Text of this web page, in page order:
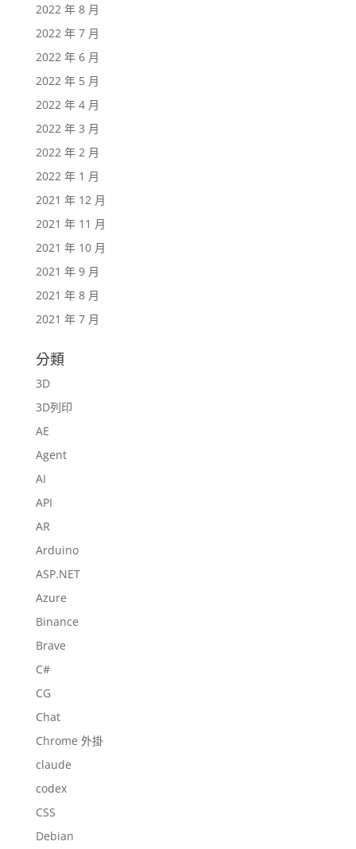
2022 年 8 月
2022 年 7 月
2022 年 6 月
2022 年 5 月
2022 年 4 月
2022 年 3 月
2022 年 2 月
2022 年 1 月
2021 年 12 月
2021 年 11 月
2021 年 10 月
2021 年 9 月
2021 年 8 月
2021 年 7 月
分類
3D
3D列印
AE
Agent
AI
API
AR
Arduino
ASP.NET
Azure
Binance
Brave
C#
CG
Chat
Chrome 外掛
claude
codex
CSS
Debian